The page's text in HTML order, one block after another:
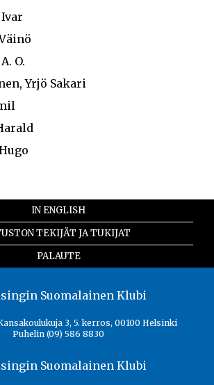
O.
Yrjö Sakari
IN ENGLISH
TEKIJÄT JA TUKIJAT
PALAUTE
3, 5. kerros, 00100 Helsinki
Puhelin (09) 586 8830